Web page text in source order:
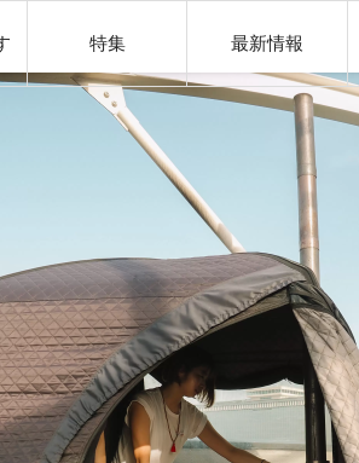
特集 最新情報